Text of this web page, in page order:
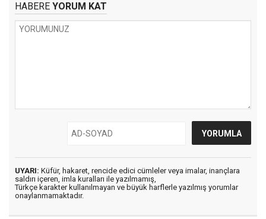
HABERE YORUM KAT
UYARI: Küfür, hakaret, rencide edici cümleler veya imalar, inançlara
saldırı içeren, imla kuralları ile yazılmamış,
Türkçe karakter kullanılmayan ve büyük harflerle yazılmış yorumlar
onaylanmamaktadır.